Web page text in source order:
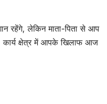
रहेंगे, लेकिन माता-पिता से आप
कार्य क्षेत्र में आपके खिलाफ आज